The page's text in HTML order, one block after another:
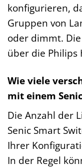
konfigurieren,
Gruppen von
oder dimmt.
über die Philips
Wie viele
mit einem
Die Anzahl der
Senic Smart
Ihrer
In der Regel